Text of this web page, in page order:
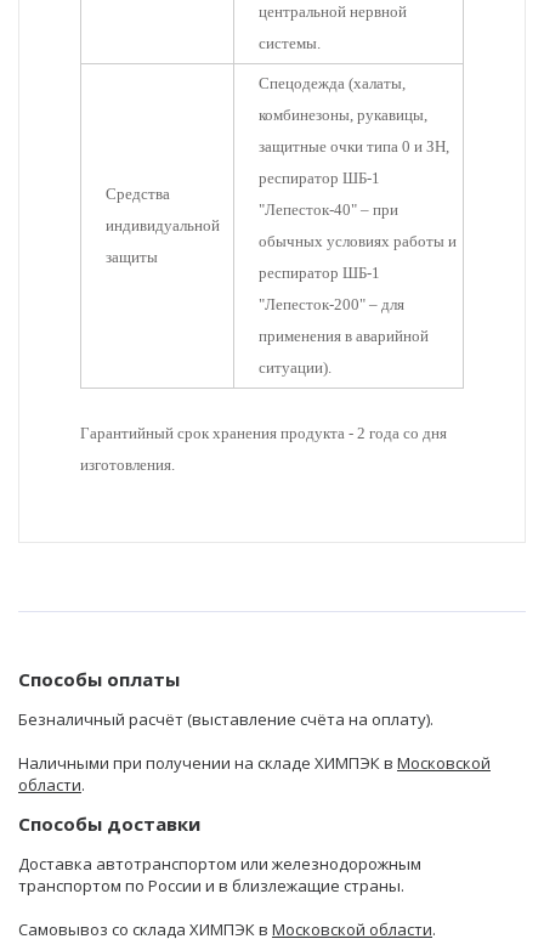
центральной нервной
системы.
Средства
индивидуальной
защиты
Спецодежда (халаты,
комбинезоны, рукавицы,
защитные очки типа 0 и ЗН,
респиратор ШБ-1
"Лепесток-40" – при
обычных условиях работы и
респиратор ШБ-1
"Лепесток-200" – для
применения в аварийной
ситуации).
Гарантийный срок хранения продукта - 2 года со дня
изготовления.
Способы оплаты
Безналичный расчёт (выставление счёта на оплату).
Наличными при получении на складе ХИМПЭК в Московской
области.
Способы доставки
Доставка автотранспортом или железнодорожным
транспортом по России и в близлежащие страны.
Самовывоз со склада ХИМПЭК в Московской области.